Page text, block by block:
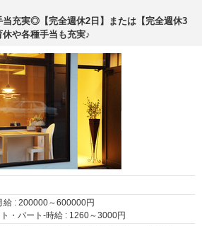
当充実◎【完全週休2日】または【完全週休3
や各種手当も充実♪
給 : 200000～600000円
・パート-時給 : 1260～3000円